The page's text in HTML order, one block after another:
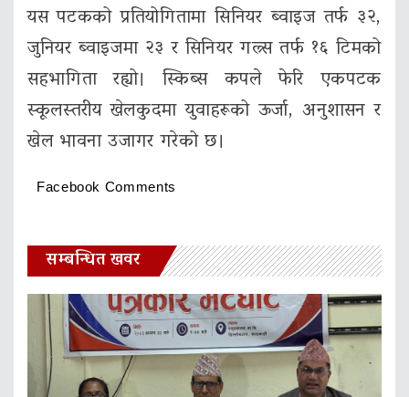
यस पटकको प्रतियोगितामा सिनियर ब्वाइज तर्फ ३२,
जुनियर ब्वाइजमा २३ र सिनियर गल्र्स तर्फ १६ टिमको
सहभागिता रह्यो। स्किब्स कपले फेरि एकपटक
स्कूलस्तरीय खेलकुदमा युवाहरूको ऊर्जा, अनुशासन र
खेल भावना उजागर गरेको छ।
Facebook Comments
सम्बन्धित खवर